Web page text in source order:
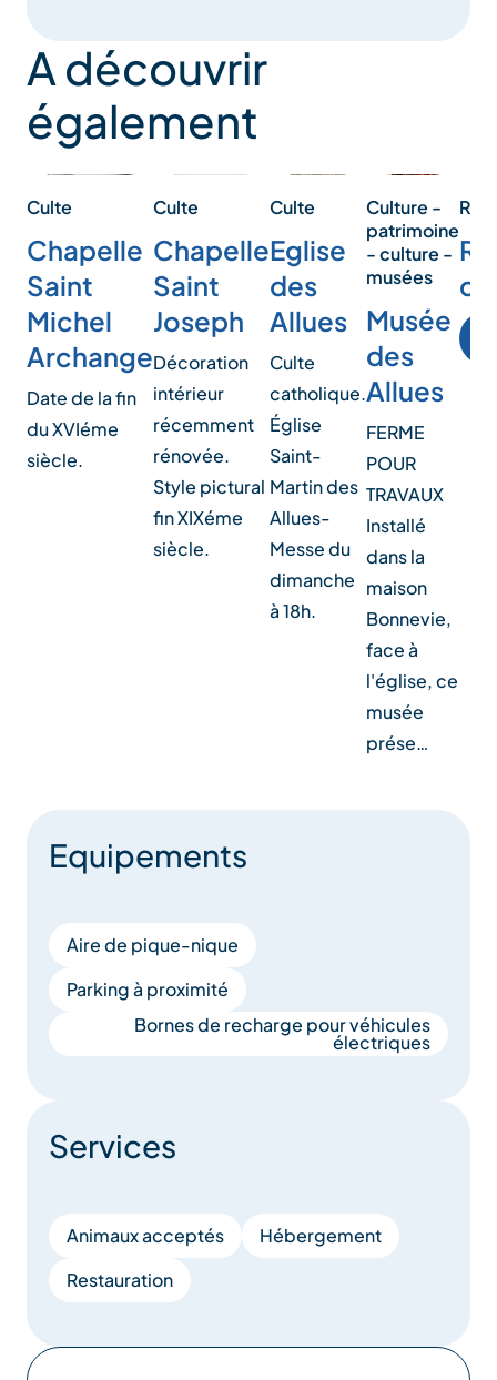
A découvrir
également
Culte
Chapelle
Saint
Michel
Archange
Date de la fin
du XVIéme
siècle.
Culte
Chapelle
Saint
Joseph
Décoration
intérieur
récemment
rénovée.
Style pictural
fin XIXéme
siècle.
Culte
Eglise
des
Allues
Culte
catholique.
Église
Saint-
Martin des
Allues-
Messe du
dimanche
à 18h.
Culture -
patrimoine
- culture -
musées
Musée
des
Allues
FERME
POUR
TRAVAUX
Installé
dans la
maison
Bonnevie,
face à
l'église, ce
musée
prése…
Equipements
Aire de pique-nique
Parking à proximité
Bornes de recharge pour véhicules
électriques
Services
Animaux acceptés
Hébergement
Restauration